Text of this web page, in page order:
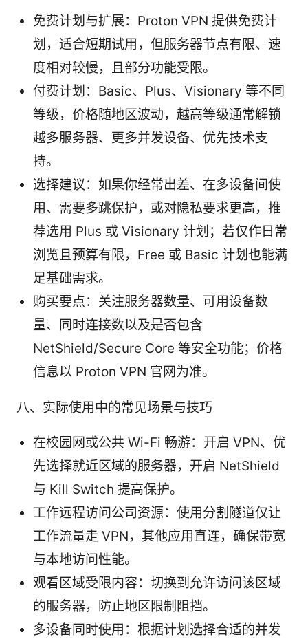
免费计划与扩展：Proton VPN 提供免费计
划，适合短期试用，但服务器节点有限、速
度相对较慢，且部分功能受限。
付费计划：Basic、Plus、Visionary 等不同
等级，价格随地区波动，越高等级通常解锁
越多服务器、更多并发设备、优先技术支
持。
选择建议：如果你经常出差、在多设备间使
用、需要多跳保护，或对隐私要求更高，推
荐选用 Plus 或 Visionary 计划；若仅作日常
浏览且预算有限，Free 或 Basic 计划也能满
足基础需求。
购买要点：关注服务器数量、可用设备数
量、同时连接数以及是否包含
NetShield/Secure Core 等安全功能；价格
信息以 Proton VPN 官网为准。
八、实际使用中的常见场景与技巧
在校园网或公共 Wi-Fi 畅游：开启 VPN、优
先选择就近区域的服务器，开启 NetShield
与 Kill Switch 提高保护。
工作远程访问公司资源：使用分割隧道仅让
工作流量走 VPN，其他应用直连，确保带宽
与本地访问性能。
观看区域受限内容：切换到允许访问该区域
的服务器，防止地区限制阻挡。
多设备同时使用：根据计划选择合适的并发